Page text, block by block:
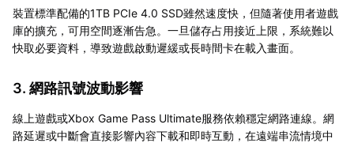
裝置標準配備的1TB PCIe 4.0 SSD雖然速度快，但隨著使用者遊戲
庫的擴充，可用空間逐漸告急。一旦儲存占用接近上限，系統難以
快取必要資料，導致遊戲啟動遲緩或長時間卡在載入畫面。
3. 網路訊號波動影響
線上遊戲或Xbox Game Pass Ultimate服務依賴穩定網路連線。網
路延遲或中斷會直接影響內容下載和即時互動，在遠端串流情境中